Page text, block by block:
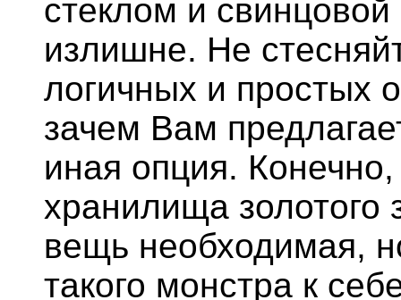
стеклом и
излишне. Не
логичных и простых
зачем Вам
иная опция.
хранилища золотого
вещь необходимая,
такого монстра к